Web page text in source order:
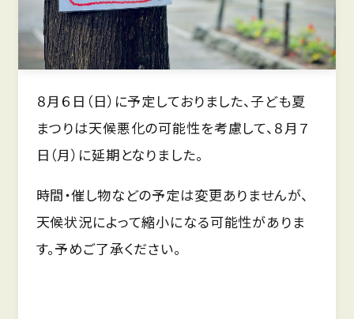
８月６日（日）に予定しておりました、子ども夏
まつりは天候悪化の可能性を考慮して、８月７
日（月）に延期となりました。
時間・催し物などの予定は変更ありませんが、
天候状況によって縮小になる可能性がありま
す。予めご了承ください。